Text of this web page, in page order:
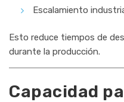
Escalamiento
Esto reduce tiempos de
durante la producción.
Capacidad